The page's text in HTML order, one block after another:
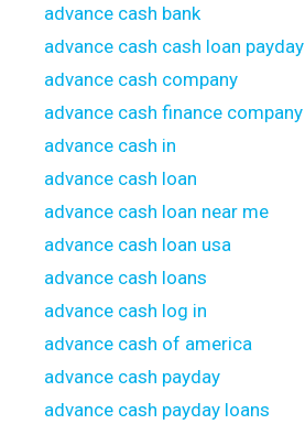
advance cash bank
advance cash cash loan payday
advance cash company
advance cash finance company
advance cash in
advance cash loan
advance cash loan near me
advance cash loan usa
advance cash loans
advance cash log in
advance cash of america
advance cash payday
advance cash payday loans